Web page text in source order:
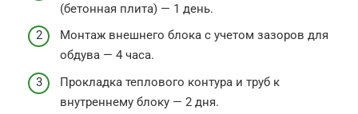
(бетонная плита) — 1 день.
Монтаж внешнего блока с учетом зазоров для
обдува — 4 часа.
Прокладка теплового контура и труб к
внутреннему блоку — 2 дня.